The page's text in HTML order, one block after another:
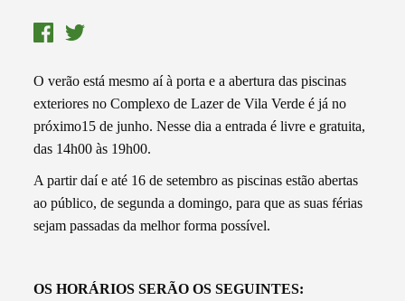
O verão está mesmo aí à porta e a abertura das piscinas
exteriores no Complexo de Lazer de Vila Verde é já no
próximo15 de junho. Nesse dia a entrada é livre e gratuita,
das 14h00 às 19h00.
A partir daí e até 16 de setembro as piscinas estão abertas
ao público, de segunda a domingo, para que as suas férias
sejam passadas da melhor forma possível.
OS HORÁRIOS SERÃO OS SEGUINTES: